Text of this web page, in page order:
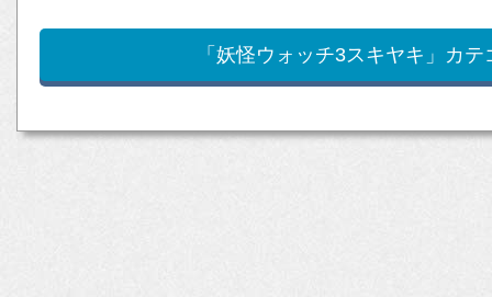
「妖怪ウォッチ3スキヤキ」カ